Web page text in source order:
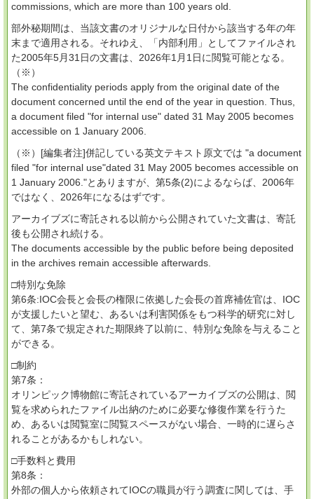
commissions, which are more than 100 years old.
部外秘期間は、当該文書のオリジナルな日付から該当する年の年
末まで適用される。それゆえ、「内部利用」としてファイルされ
た2005年5月31日の文書は、2026年1月1日に閲覧可能となる。
（※）
The confidentiality periods apply from the original date of the
document concerned until the end of the year in question. Thus,
a document filed "for internal use" dated 31 May 2005 becomes
accessible on 1 January 2006.
（※）[編集者注]併記している英文テキスト原文では "a document
filed "for internal use"dated 31 May 2005 becomes accessible on
1 January 2006."とありますが、第5条(2)によるならば、2006年
ではなく、2026年になるはずです。
アーカイブズに寄託される以前から公開されていた文書は、寄託
後も公開され続ける。
The documents accessible by the public before being deposited
in the archives remain accessible afterwards.
□特別な免除
第6条:IOC会長と会長の権限に依拠した会長の首席補佐官は、IOC
が支援したいと望む、あるいは利害関係をもつ科学的研究に対し
て、第7条で規定された期限終了以前に、特別な免除を与えること
ができる。
□制約
第7条：
オリンピック博物館に寄託されているアーカイブズの公開は、閲
覧を求められたファイル出納のために必要な修復作業を行うた
め、あるいは閲覧室に閲覧スペースがない場合、一時的に遅らさ
れることがあるかもしれない。
□手数料と費用
第8条：
外部の個人から依頼されてIOCの職員が行う調査に関しては、手